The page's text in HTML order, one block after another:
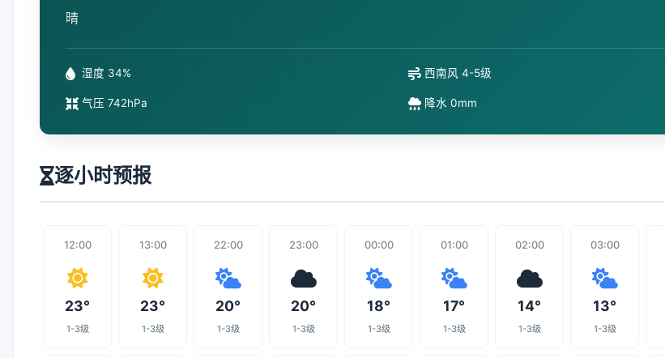
晴
湿度 34% 西南风 4-5级
气压 742hPa 降水 0mm
逐小时预报
12:00
23°
1-3级
13:00
23°
1-3级
22:00
20°
1-3级
23:00
20°
1-3级
00:00
18°
1-3级
01:00
17°
1-3级
02:00
14°
1-3级
03:00
13°
1-3级